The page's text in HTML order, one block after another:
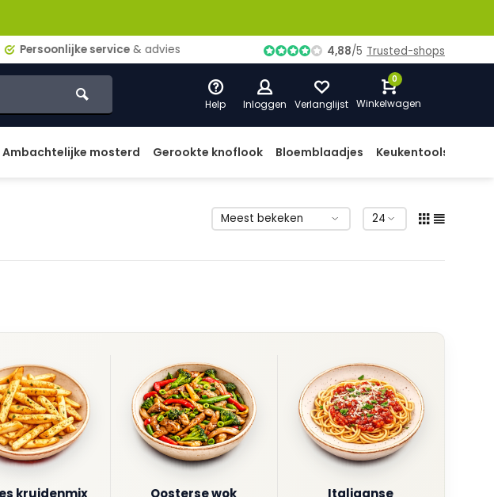
Persoonlijke service& advies 4,88/5 Trusted-shops
Help Inloggen Verlanglijst
0
Winkelwagen
Ambachtelijke mosterd Gerookte knoflook Bloemblaadjes Keukentools
kruidenmix
Oosterse wok
Italiaanse